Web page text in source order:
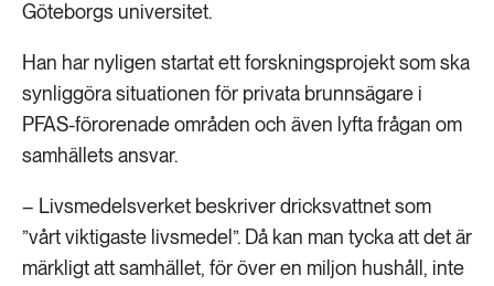
Göteborgs universitet.
Han har nyligen startat ett forskningsprojekt som ska
synliggöra situationen för privata brunnsägare i
PFAS-förorenade områden och även lyfta frågan om
samhällets ansvar.
– Livsmedelsverket beskriver dricksvattnet som
”vårt viktigaste livsmedel”. Då kan man tycka att det är
märkligt att samhället, för över en miljon hushåll, inte